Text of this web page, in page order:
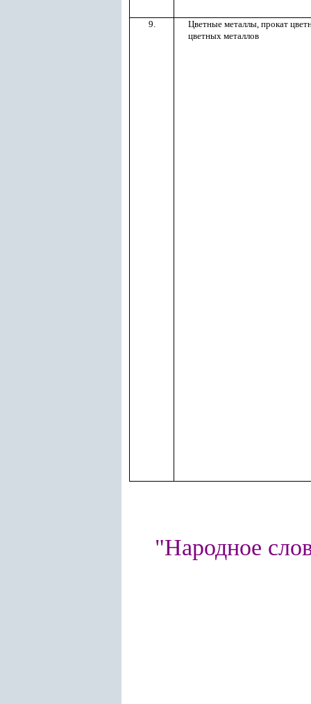
9.
Цветные металлы, прокат
цветных металлов
"Народное